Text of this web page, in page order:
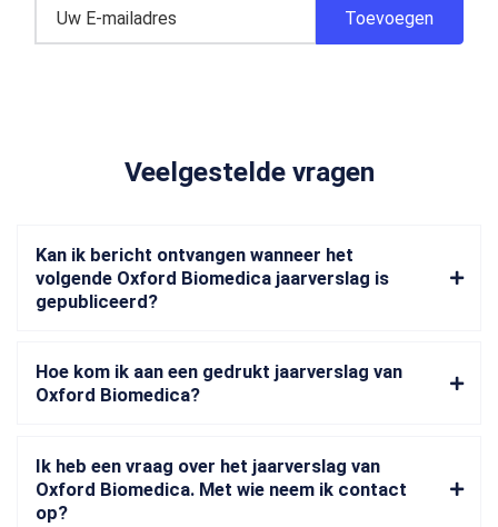
Veelgestelde vragen
Kan ik bericht ontvangen wanneer het
volgende Oxford Biomedica jaarverslag is
gepubliceerd?
Hoe kom ik aan een gedrukt jaarverslag van
Oxford Biomedica?
Ik heb een vraag over het jaarverslag van
Oxford Biomedica. Met wie neem ik contact
op?